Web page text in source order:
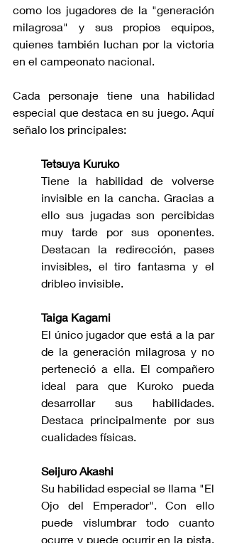
como los jugadores de la "generación
milagrosa" y sus propios equipos,
quienes también luchan por la victoria
en el campeonato nacional.
Cada personaje tiene una habilidad
especial que destaca en su juego. Aquí
señalo los principales:
Tetsuya Kuruko
Tiene la habilidad de volverse
invisible en la cancha. Gracias a
ello sus jugadas son percibidas
muy tarde por sus oponentes.
Destacan la redirección, pases
invisibles, el tiro fantasma y el
dribleo invisible.
Taiga Kagami
El único jugador que está a la par
de la generación milagrosa y no
perteneció a ella. El compañero
ideal para que Kuroko pueda
desarrollar sus habilidades.
Destaca principalmente por sus
cualidades físicas.
Seijuro Akashi
Su habilidad especial se llama "El
Ojo del Emperador". Con ello
puede vislumbrar todo cuanto
ocurre y puede ocurrir en la pista,